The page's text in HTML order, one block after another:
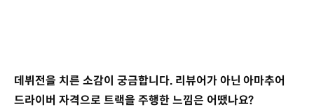
데뷔전을 치른 소감이 궁금합니다. 리뷰어가 아닌 아마추어
드라이버 자격으로 트랙을 주행한 느낌은 어땠나요?